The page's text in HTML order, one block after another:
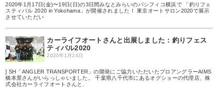
2020年1月17日(金)〜19日(日)の3日間みなとみらいのパシフィコ横浜で 「釣りフェ
スティバル 2020 in Yokohama」が開催されました！ 東京オートサロン2020で展示
させていただい
カーライフオートさんと出展しました：釣りフェス
ティバル2020
2020年1月24日
] SH「ANGLER TRANSPORTER」の開発にご協力いただいたプロアングラーAIMS
橋本景さんがいらっしゃいました。 千葉県八千代市にあるオグショーの代理店、株
式会社カーライフオートさんと、